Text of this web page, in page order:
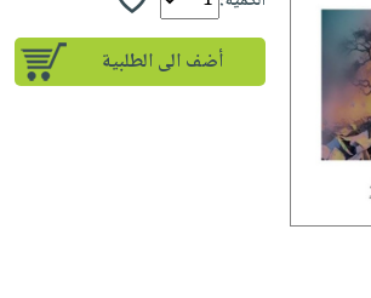
أضف الى الطلبية